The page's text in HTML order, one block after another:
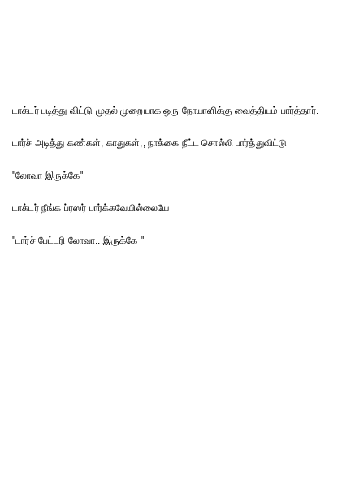
டாக்டர் படித்து விட்டு முதல் முறையாக ஒரு நோயாளிக்கு வைத்தியம் பார்த்தார்.
டார்ச் அடித்து கண்கள், காதுகள்,, நாக்கை நீட்ட சொல்லி பார்த்துவிட்டு
"லோவா இருக்கே"
டாக்டர் நீங்க ப்ரஸர் பார்க்கவேயில்லையே
"டார்ச் பேட்டரி லோவா...இருக்கே "